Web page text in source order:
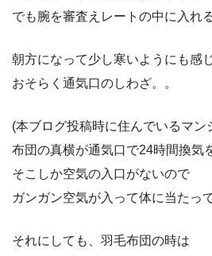
でも腕を審査えレートの中に入れ
朝方になって少し寒いようにも感
おそらく通気口のしわざ。。
(本ブログ投稿時に住んでいるマン
布団の真横が通気口で24時間換気
そこしか空気の入口がないので
ガンガン空気が入って体に当たっ
それにしても、羽毛布団の時は